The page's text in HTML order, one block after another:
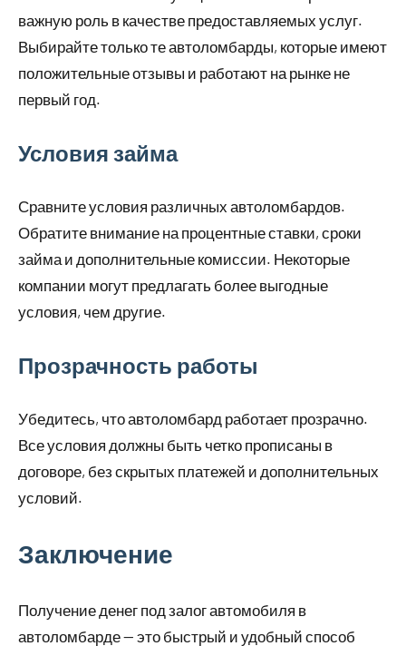
важную роль в качестве предоставляемых услуг.
Выбирайте только те автоломбарды, которые имеют
положительные отзывы и работают на рынке не
первый год.
Условия займа
Сравните условия различных автоломбардов.
Обратите внимание на процентные ставки, сроки
займа и дополнительные комиссии. Некоторые
компании могут предлагать более выгодные
условия, чем другие.
Прозрачность работы
Убедитесь, что автоломбард работает прозрачно.
Все условия должны быть четко прописаны в
договоре, без скрытых платежей и дополнительных
условий.
Заключение
Получение денег под залог автомобиля в
автоломбарде — это быстрый и удобный способ